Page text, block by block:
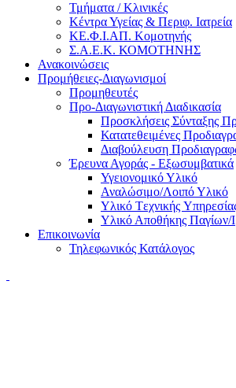
Τμήματα / Κλινικές
Κέντρα Υγείας & Περιφ. Ιατρεία
ΚΕ.Φ.Ι.ΑΠ. Κομοτηνής
Σ.Α.Ε.Κ. ΚΟΜΟΤΗΝΗΣ
Ανακοινώσεις
Προμήθειες-Διαγωνισμοί
Προμηθευτές
Προ-Διαγωνιστική Διαδικασία
Προσκλήσεις Σύνταξης
Κατατεθειμένες
Διαβούλευση
Έρευνα Αγοράς - Εξωσυμβατικά
Υγειονομικό Υλικό
Αναλώσιμο/Λοιπό Υλικό
Υλικό Tεχνικής
Υλικό Αποθήκης Παγίων/
Επικοινωνία
Τηλεφωνικός Κατάλογος